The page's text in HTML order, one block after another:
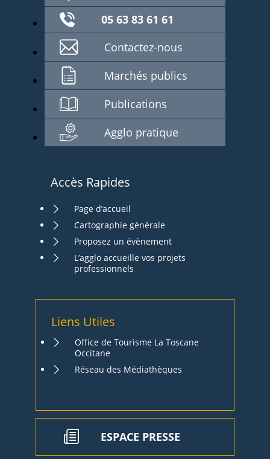
05 63 83 61 61
Contactez-nous
Marchés publics
Publications
Agglo pratique
Accès Rapides
Page d’accueil
Cartographie générale
Proposez un évènement
L’agglo accueille vos projets
professionnels
Liens Utiles
Office de Tourisme La Toscane
Occitane
Réseau des Médiathèques
ESPACE PRESSE